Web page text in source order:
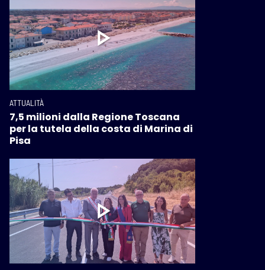
ATTUALITÀ
7,5 milioni dalla Regione Toscana
per la tutela della costa di Marina di
Pisa